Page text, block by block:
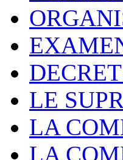
LE
LA
LA